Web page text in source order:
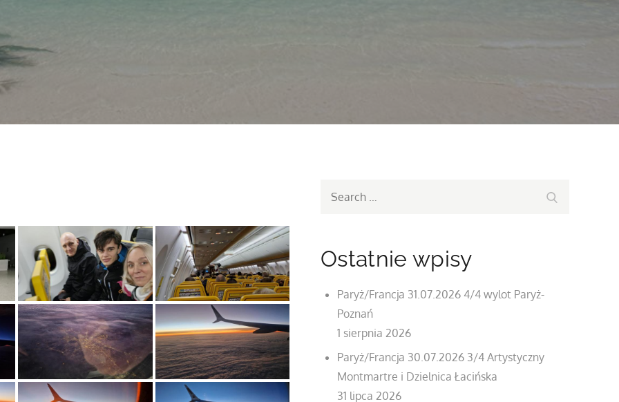
Ostatnie wpisy
Paryż/Francja 31.07.2026 4/4 wylot Paryż-
Poznań
1 sierpnia 2026
Paryż/Francja 30.07.2026 3/4 Artystyczny
Montmartre i Dzielnica Łacińska
31 lipca 2026